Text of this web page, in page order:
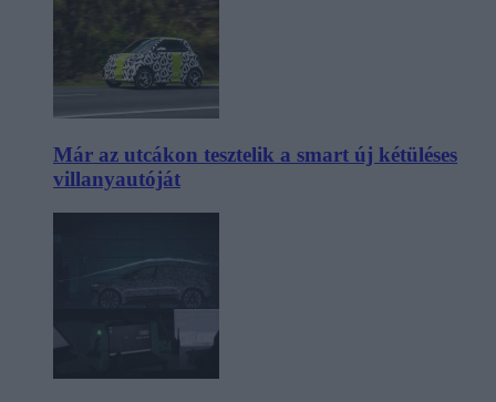
Már az utcákon tesztelik a smart új kétüléses
villanyautóját